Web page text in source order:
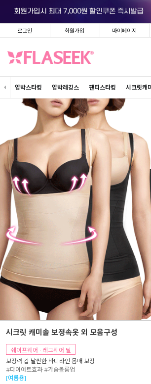
로그인 회원가입 마이페이지
압박스타킹 압박레깅스 팬티스타킹 시크릿캐
시크릿 캐미솔 보정속옷 외 모음구성
쉐이프웨어 · 레그웨어 딜
보정력 갑 날씬한 바디라인 몸매 보정
#다이어트효과 #가슴볼륨업
[여름용]